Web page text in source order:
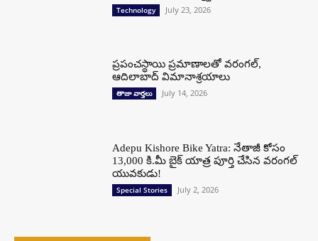
Technology July 23, 2026
ప్రపంచస్థాయి ప్రమాణాలతో వరంగల్,
ఆదిలాబాద్ విమానాశ్రయాలు
తాజా వార్తలు July 14, 2026
Adepu Kishore Bike Yatra: నేతాజీ కోసం
13,000 కి.మీ బైక్ యాత్ర పూర్తి చేసిన వరంగల్
యువకుడు!
Special Stories July 2, 2026